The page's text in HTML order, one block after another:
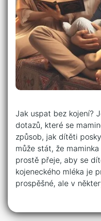
Jak uspat bez kojení?
dotazů, které se
způsob, jak dítěti
může stát, že
prostě přeje, aby se
kojeneckého mléka je
prospěšné, ale v